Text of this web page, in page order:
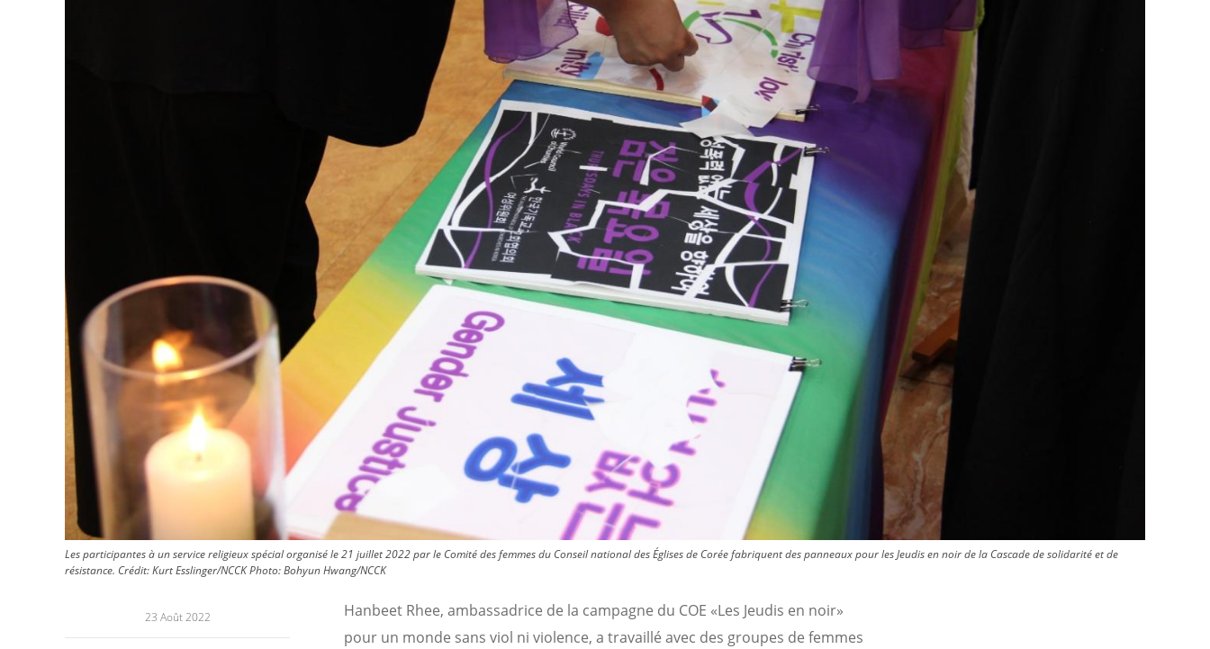
Les participantes à un service religieux spécial organisé le 21 juillet 2022 par le Comité des femmes du Conseil national des Églises de Corée fabriquent des panneaux pour les Jeudis en noir de la Cascade de solidarité et de
résistance. Crédit: Kurt Esslinger/NCCKPhoto:Bohyun Hwang/NCCK
23 Août 2022
Hanbeet Rhee, ambassadrice de la campagne du COE «Les Jeudis en noir»
pour un monde sans viol ni violence, a travaillé avec des groupes de femmes